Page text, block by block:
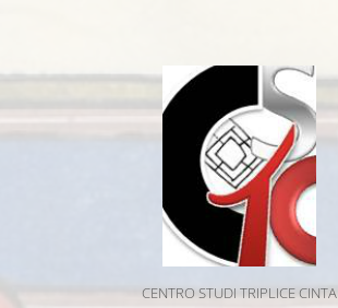
CENTRO STUDI TRIPLICE CINTA